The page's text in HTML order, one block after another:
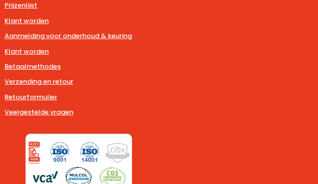
Prijzenlijst
Klant worden
Aanmelding voor onderhoud & keuring
Klant worden
Betaalmethodes
Verzending en retour
Retourformulier
Veelgestelde vragen